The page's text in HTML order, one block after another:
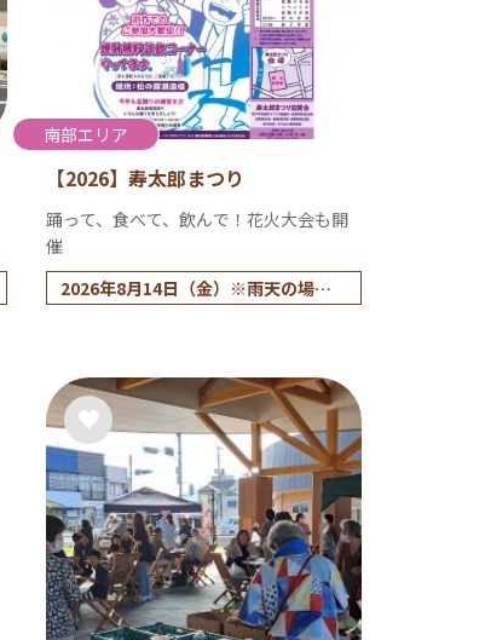
南部エリア
【2026】寿太郎まつり
踊って、食べて、飲んで！花火大会も開
催
2026年8月14日（金）※雨天の場合1